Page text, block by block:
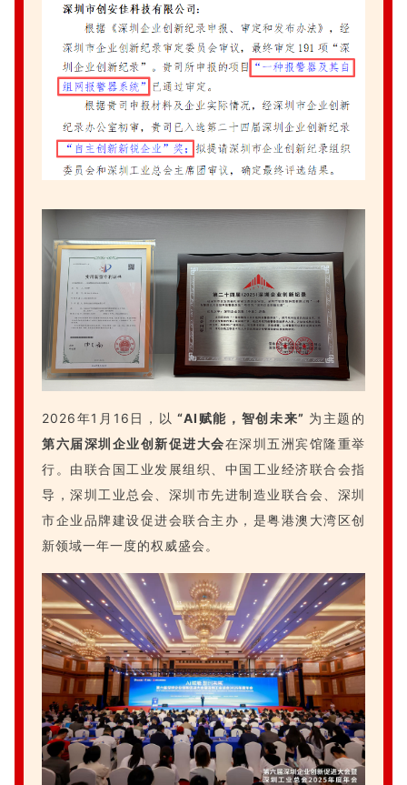
2026年1月16日，以 “AI赋能，智创未来” 为主题的
第六届深圳企业创新促进大会在深圳五洲宾馆隆重举
行。由联合国工业发展组织、中国工业经济联合会指
导，深圳工业总会、深圳市先进制造业联合会、深圳
市企业品牌建设促进会联合主办，是粤港澳大湾区创
新领域一年一度的权威盛会。